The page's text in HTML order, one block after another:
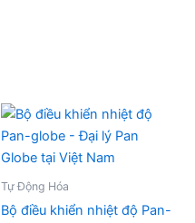
Tự Động Hóa
Bộ điều khiển nhiệt độ Pan-